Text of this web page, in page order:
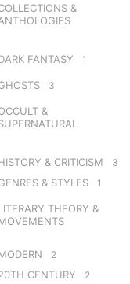
&
FANTASY 1
3
&
& CRITICISM 3
& STYLES 1
THEORY &
2
CENTURY 2